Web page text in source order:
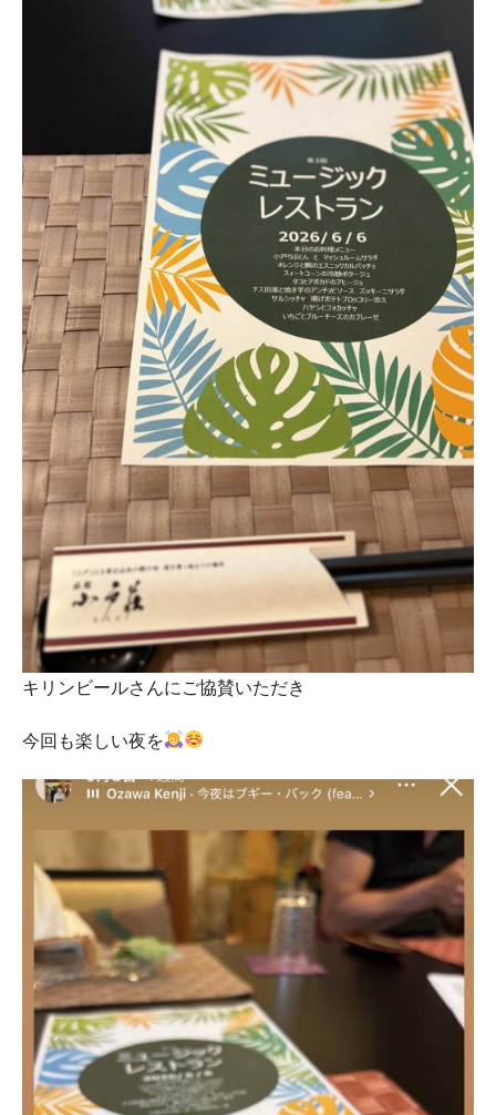
キリンビールさんにご協賛いただき
今回も楽しい夜を